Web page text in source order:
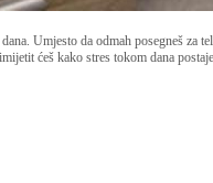
Umjesto da odmah posegneš za
ćeš kako stres tokom dana